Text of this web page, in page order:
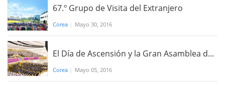
67.º Grupo de Visita del Extranjero
Corea Mayo 30, 2016
El Día de Ascensión y la Gran Asamblea d...
Corea Mayo 05, 2016